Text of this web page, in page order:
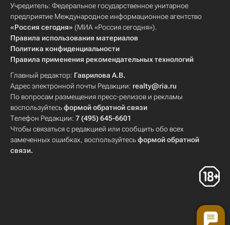
Учредитель: Федеральное государственное унитарное
предприятие Международное информационное агентство
«Россия сегодня» (МИА «Россия сегодня»).
Правила использования материалов
Политика конфиденциальности
Правила применения рекомендательных технологий
Главный редактор: Гаврилова А.В.
Адрес электронной почты Редакции: realty@ria.ru
По вопросам размещения пресс-релизов и рекламы
воспользуйтесьформой обратной связи
Телефон Редакции: 7 (495) 645-6601
Чтобы связаться с редакцией или сообщить обо всех
замеченных ошибках, воспользуйтесьформой обратной
связи.